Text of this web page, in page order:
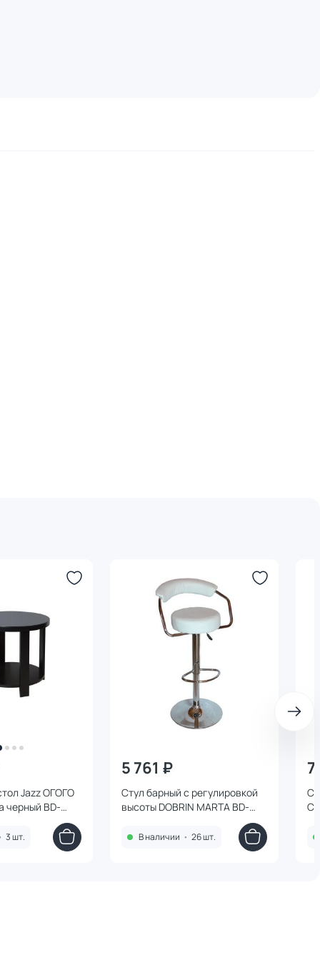
Jazz ОГОГО
черный BD-
3 шт.
5 761 ₽
Стул барный с регулировкой
высоты DOBRIN MARTA BD-
В наличии • 26 шт.
7